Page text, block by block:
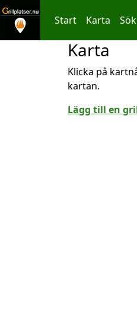
Hoppa till innehållet
Start Karta Sök
Karta
Klicka på
kartan.
Lägg till en